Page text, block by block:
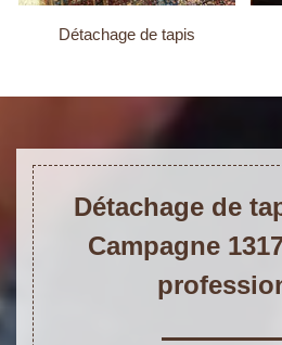
Détachage de tapis
Détachage de
Campagne